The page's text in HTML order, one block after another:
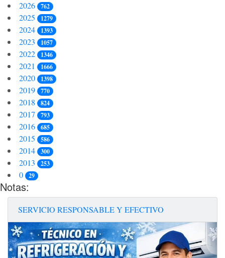
2026 762
2025 1279
2024 1393
2023 1057
2022 1346
2021 1666
2020 1398
2019 770
2018 824
2017 793
2016 685
2015 586
2014 300
2013 253
0 29
Notas:
SERVICIO RESPONSABLE Y EFECTIVO